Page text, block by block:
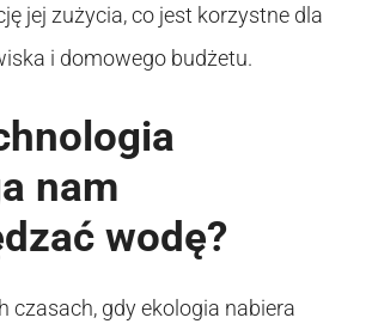
jej zużycia, co jest korzystne dla
i domowego budżetu.
nam
wodę?
czasach, gdy ekologia nabiera